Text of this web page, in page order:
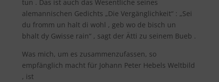
tun . Das ist auch das Wesentliche seines
alemannischen Gedichts „Die Vergänglichkeit“ : „Sei
du fromm un halt di wohl , geb wo de bisch un
bhalt dy Gwisse rain“ , sagt der Ätti zu seinem Bueb .
Was mich, um es zusammenzufassen, so
empfänglich macht für Johann Peter Hebels Weltbild
, ist